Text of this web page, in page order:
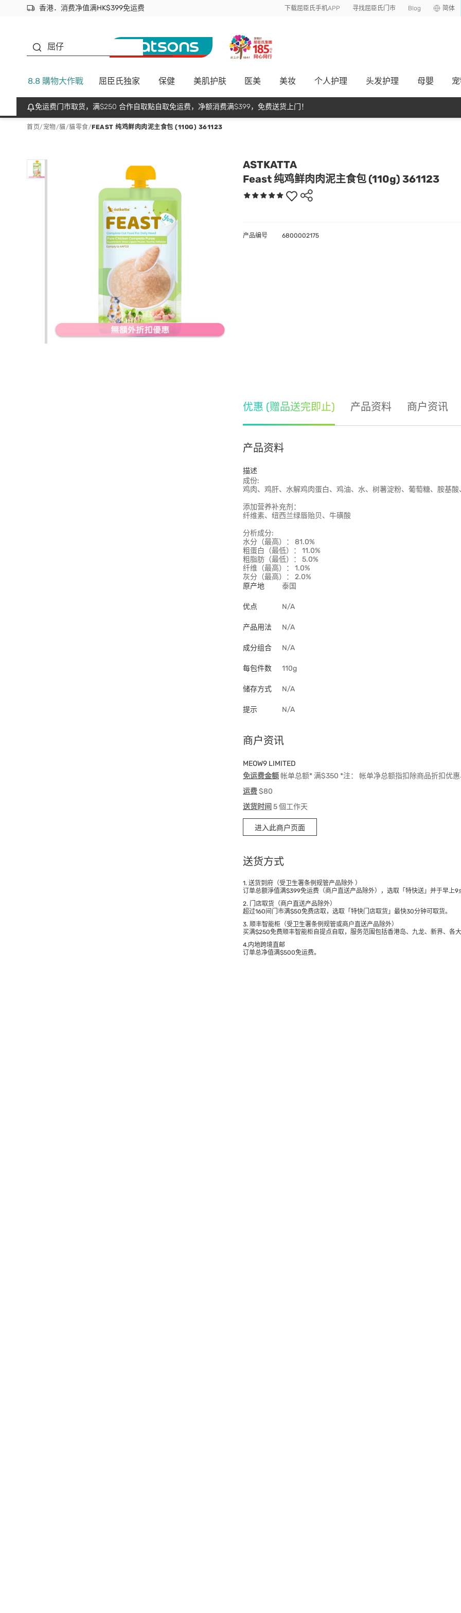
香港．消费净值满HK$399免运费
立即成为易赏钱会员尽享独家优惠
首次APP下单买满$450 输入 NEWAPP 即减$50 下载屈臣氏手机APP 寻找屈臣氏门市 Blog 简体
屈仔
8.8 購物大作戰 屈臣氏独家 保健 美肌护肤 医美 美妆 个人护理 头发护理 母嬰
免运费门市取货，满$250 合作自取點自取免运费，净额消费满$399，免费送货上门！
首页/ 宠物/貓/貓零食/FEAST 纯鸡鲜肉肉泥主食包 (110G) 361123
ASTKATTA
Feast 纯鸡鲜肉肉泥主食包 (110g) 361123
产品编号 6800002175
优惠 (赠品送完即止) 产品资料 商户资讯
产品资料
描述
成份:
鸡肉、鸡肝、水解鸡肉蛋白、鸡油、水、树薯淀粉、葡萄糖、胺基
添加营养补充剂：
纤维素、纽西兰绿唇贻贝、牛磺酸
分析成分:
水分（最高）： 81.0%
粗蛋白（最低）： 11.0%
粗脂肪（最低）： 5.0%
纤维（最高）： 1.0%
灰分（最高）： 2.0%
原产地
泰国
优点 N/A
产品用法 N/A
成分组合 N/A
每包件数 110g
储存方式 N/A
提示 N/A
商户资讯
MEOW9 LIMITED
免运费金额帐单总额* 满$350 *注： 帐单净总额指扣除商品折扣优惠
运费$80
送货时间 5 個工作天
进入此商户页面
送货方式
1. 送货到府（受卫生署条例规管产品除外 ）
订单总额淨值满$399免运费（商户直送产品除外），选取「特快送」并于早上9
2. 门店取货（商户直送产品除外）
超过160间门市满$50免费店取，选取「特快门店取货」最快30分钟可取货。
3. 顺丰智能柜（受卫生署条例规管或商户直送产品除外）
买满$250免费顺丰智能柜自提点自取，服务范围包括香港岛、九龙、新界、各大
4.内地跨境直邮
订单总净值满$500免运费。